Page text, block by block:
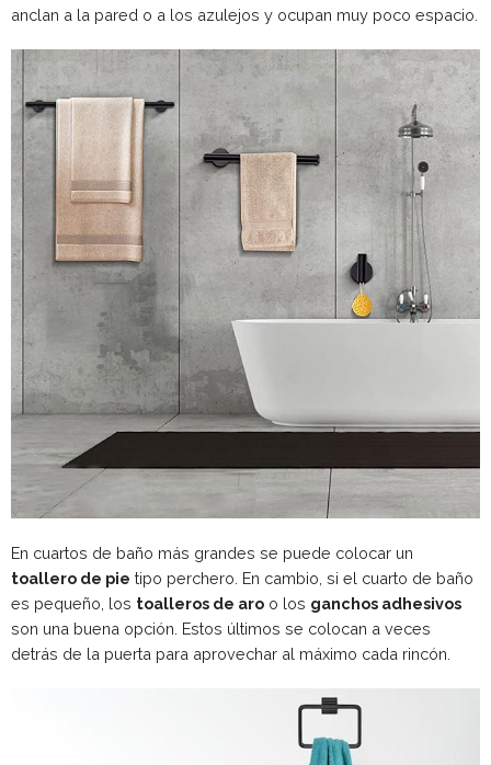
anclan a la pared o a los azulejos y ocupan muy poco espacio.
En cuartos de baño más grandes se puede colocar un
toallero de pie tipo perchero. En cambio, si el cuarto de baño
es pequeño, los toalleros de aro o los ganchos adhesivos
son una buena opción. Estos últimos se colocan a veces
detrás de la puerta para aprovechar al máximo cada rincón.